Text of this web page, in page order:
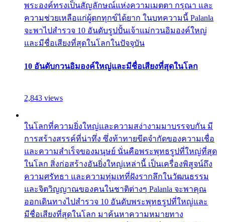
พระองค์ทรงเป็นสัญลักษณ์แห่งความเมตตา กรุณา และ
ความช่วยเหลือแก่ผู้ตกทุกข์ได้ยาก ในบทความนี้ Palanla
จะพาไปสำรวจ 10 อันดับรูปปั้นเจ้าแม่กวนอิมองค์ใหญ่
และมีชื่อเสียงที่สุดในโลกในปัจจุบัน
10 อันดับกวนอิมองค์ใหญ่และมีชื่อเสียงที่สุดในโลก
2,843 views
ในโลกที่ความยิ่งใหญ่และความสง่างามมาบรรจบกัน มี
การสร้างสรรค์ที่น่าทึ่ง ซึ่งท้าทายขีดจำกัดของความเชื่อ
และความสำเร็จของมนุษย์ นั่นคือพระพุทธรูปที่ใหญ่ที่สุด
ในโลก สิ่งก่อสร้างอันยิ่งใหญ่เหล่านี้ เป็นเครื่องพิสูจน์ถึง
ความศรัทธา และความทุ่มเทที่ฝังรากลึกในวัฒนธรรม
และจิตวิญญาณของคนในชาติต่างๆ Palanla จะพาคุณ
ออกเดินทางไปสำรวจ 10 อันดับพระพุทธรูปที่ใหญ่และ
มีชื่อเสียงที่สุดในโลก มาค้นหาความหมายทาง